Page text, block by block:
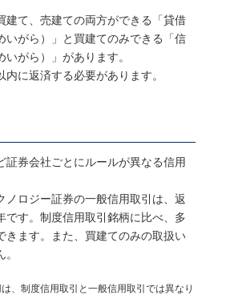
建て、売建ての両方ができる「貸借
いがら）」と買建てのみできる「信
がら）」があります。
に返済する必要があります。
証券会社ごとにルールが異なる信用
ノロジー証券の一般信用取引は、返
です。制度信用取引銘柄に比べ、多
きます。また、買建てのみの取扱い
、制度信用取引と一般信用取引では異なり